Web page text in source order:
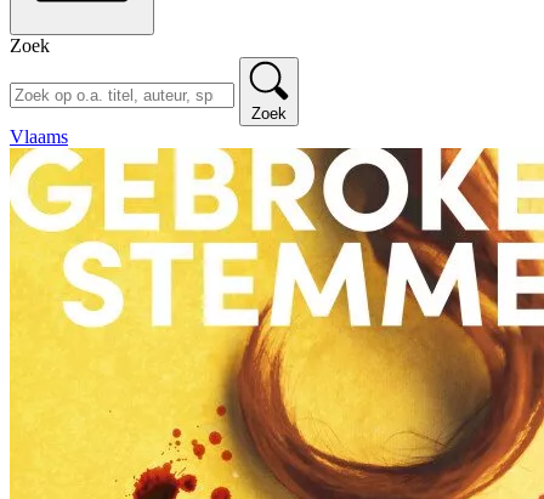
Zoek
Zoek
Vlaams